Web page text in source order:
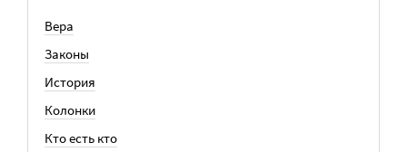
Вера
Законы
История
Колонки
Кто есть кто